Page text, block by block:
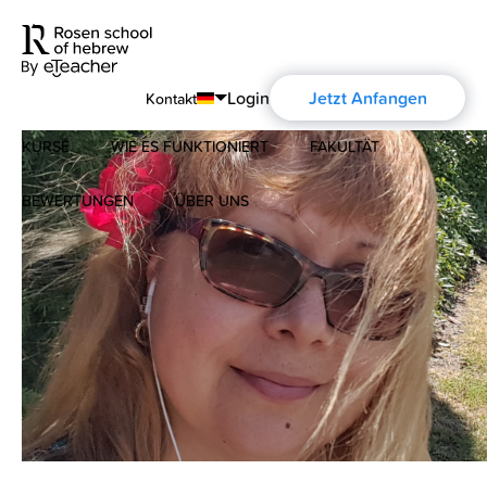
Kontakt
English
Português
Español
Français
Deutsch
Русский
Login Jetzt Anfangen
KURSE
Modernes Hebräisch
Biblisches Hebräisch
WIE ES FUNKTIONIERT FAKULTÄT
BEWERTUNGEN ÜBER UNS
Über uns
Über die Aharon Rosen
Zertifizierung
Kontakt